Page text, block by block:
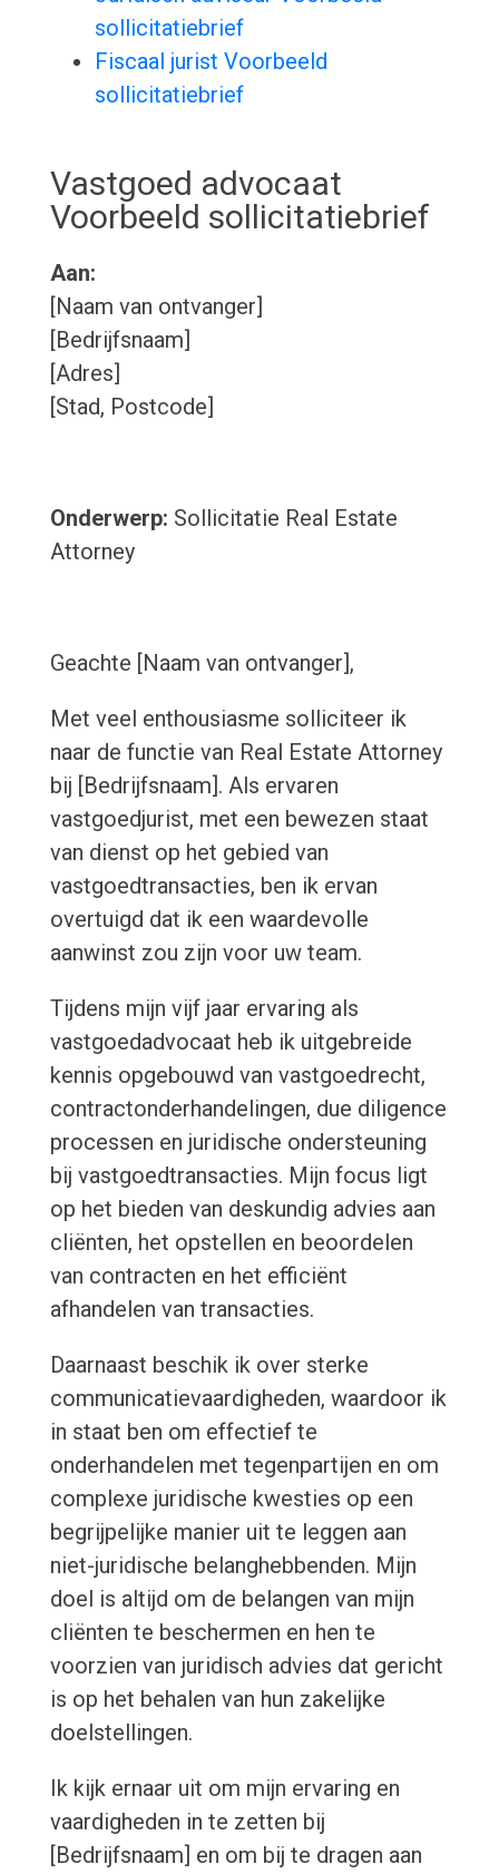
sollicitatiebrief
Fiscaal jurist Voorbeeld
sollicitatiebrief
Vastgoed advocaat
Voorbeeld sollicitatiebrief
Aan:
[Naam van ontvanger]
[Bedrijfsnaam]
[Adres]
[Stad, Postcode]
Onderwerp: Sollicitatie Real Estate
Attorney
Geachte [Naam van ontvanger],
Met veel enthousiasme solliciteer ik
naar de functie van Real Estate Attorney
bij [Bedrijfsnaam]. Als ervaren
vastgoedjurist, met een bewezen staat
van dienst op het gebied van
vastgoedtransacties, ben ik ervan
overtuigd dat ik een waardevolle
aanwinst zou zijn voor uw team.
Tijdens mijn vijf jaar ervaring als
vastgoedadvocaat heb ik uitgebreide
kennis opgebouwd van vastgoedrecht,
contractonderhandelingen, due diligence
processen en juridische ondersteuning
bij vastgoedtransacties. Mijn focus ligt
op het bieden van deskundig advies aan
cliënten, het opstellen en beoordelen
van contracten en het efficiënt
afhandelen van transacties.
Daarnaast beschik ik over sterke
communicatievaardigheden, waardoor ik
in staat ben om effectief te
onderhandelen met tegenpartijen en om
complexe juridische kwesties op een
begrijpelijke manier uit te leggen aan
niet-juridische belanghebbenden. Mijn
doel is altijd om de belangen van mijn
cliënten te beschermen en hen te
voorzien van juridisch advies dat gericht
is op het behalen van hun zakelijke
doelstellingen.
Ik kijk ernaar uit om mijn ervaring en
vaardigheden in te zetten bij
[Bedrijfsnaam] en om bij te dragen aan